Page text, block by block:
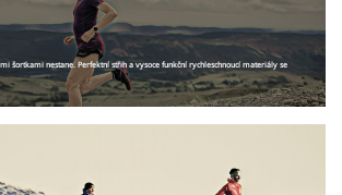
šortkami nestane. Perfektní střih a vysoce funkční rychleschnoucí materiály se